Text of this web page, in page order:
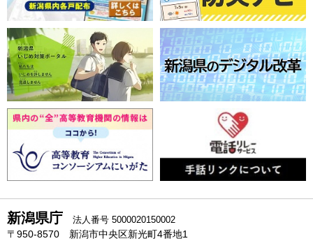
新潟県庁 法人番号 5000020150002
〒950-8570 新潟市中央区新光町4番地1